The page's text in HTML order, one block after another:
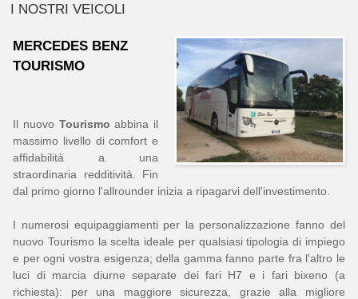
I NOSTRI VEICOLI
MERCEDES BENZ
TOURISMO
Il nuovo Tourismo abbina il
massimo livello di comfort e
affidabilità a una
straordinaria redditività. Fin
dal primo giorno l'allrounder inizia a ripagarvi dell'investimento.
I numerosi equipaggiamenti per la personalizzazione fanno del
nuovo Tourismo la scelta ideale per qualsiasi tipologia di impiego
e per ogni vostra esigenza; della gamma fanno parte fra l'altro le
luci di marcia diurne separate dei fari H7 e i fari bixeno (a
richiesta): per una maggiore sicurezza, grazie alla migliore